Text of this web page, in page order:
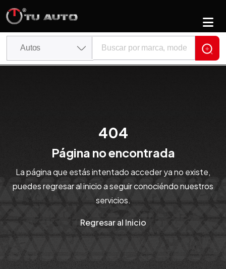
404
Página no encontrada
La página que estás intentado acceder ya no existe,
puedes regresar al inicio a seguir conociéndo nuestros
servicios.
Regresar al Inicio